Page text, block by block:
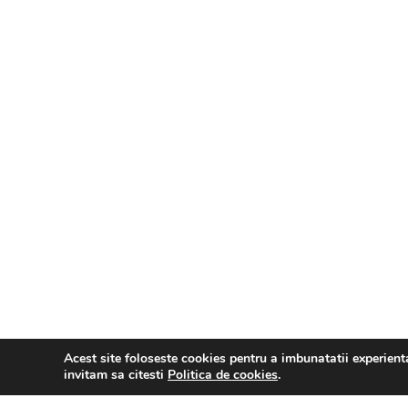
Acest site foloseste cookies pentru a imbunatatii
invitam sa citesti Politica de cookies.